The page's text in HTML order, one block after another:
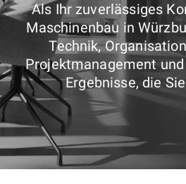
Als Ihr zuverlässiges
Maschinenbau in
Technik,
Projektmanagement
Ergebnisse, die